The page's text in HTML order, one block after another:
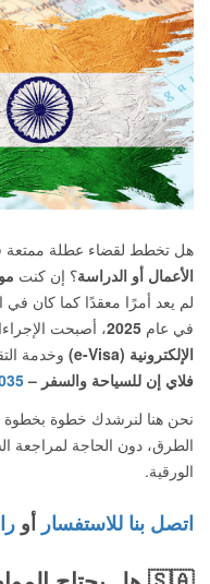
هل تخطط لقضاء عطلة ممتعة
الأعمال أو الدراسة؟ إن كنت
لم يعد أمرًا معقدًا كما كان في
في عام 2025، أصبحت
الإلكترونية (e-Visa)
وخدمة
فلاي إن للسياحة والسفر –
نحن هنا لنرشدك خطوة بخطوة
الطرق، دون الحاجة لمراجعة
الورقية.
اتصل بنا للاستفسار أو